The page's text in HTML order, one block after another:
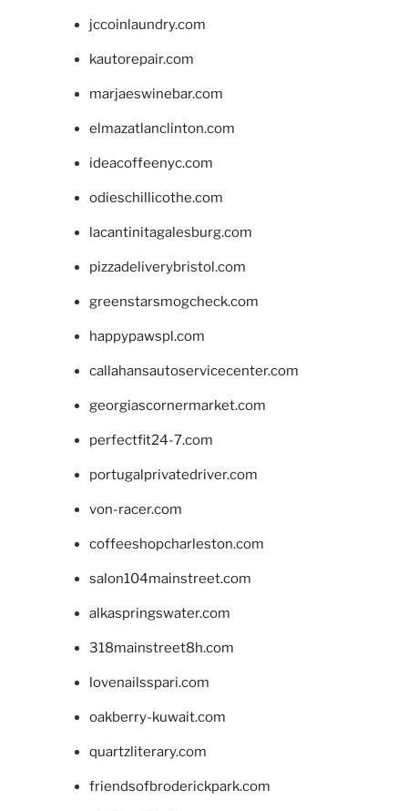
jccoinlaundry.com
kautorepair.com
marjaeswinebar.com
elmazatlanclinton.com
ideacoffeenyc.com
odieschillicothe.com
lacantinitagalesburg.com
pizzadeliverybristol.com
greenstarsmogcheck.com
happypawspl.com
callahansautoservicecenter.com
georgiascornermarket.com
perfectfit24-7.com
portugalprivatedriver.com
von-racer.com
coffeeshopcharleston.com
salon104mainstreet.com
alkaspringswater.com
318mainstreet8h.com
lovenailsspari.com
oakberry-kuwait.com
quartzliterary.com
friendsofbroderickpark.com